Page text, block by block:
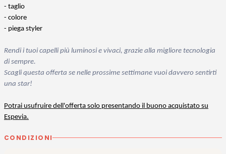
- taglio
- colore
- piega styler
Rendi i tuoi capelli più luminosi e vivaci, grazie alla migliore tecnologia
di sempre.
Scagli questa offerta se nelle prossime settimane vuoi davvero sentirti
una star!
Potrai usufruire dell'offerta solo presentando il buono acquistato su
Espevia.
CONDIZIONI